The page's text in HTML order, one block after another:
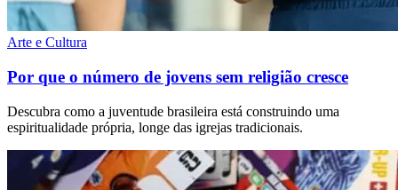
Arte e Cultura
Por que o número de jovens sem religião cresce
Descubra como a juventude brasileira está construindo uma
espiritualidade própria, longe das igrejas tradicionais.